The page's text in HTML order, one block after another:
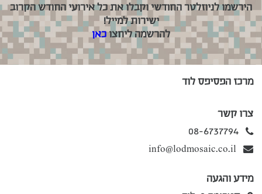
הירשמו לניוזלטר החודשי וקבלו את כל אירועי החודש הקרוב
ישירות למייל!
להרשמה ליחצוכאן
מרכז הפסיפס לוד
צרו קשר
08-6737794
info@lodmosaic.co.il
מידע והגעה